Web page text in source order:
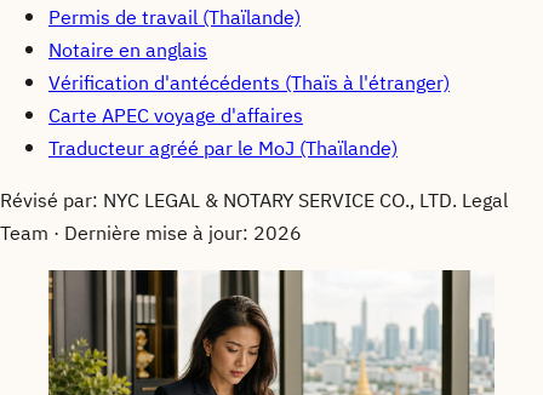
Permis de travail (Thaïlande)
Notaire en anglais
Vérification d'antécédents (Thaïs à l'étranger)
Carte APEC voyage d'affaires
Traducteur agréé par le MoJ (Thaïlande)
Révisé par: NYC LEGAL & NOTARY SERVICE CO., LTD. Legal
Team · Dernière mise à jour: 2026